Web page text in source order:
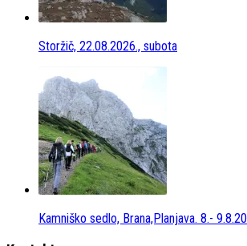
Storžič, 22.08.2026., subota
Kamniško sedlo, Brana,Planjava. 8.-